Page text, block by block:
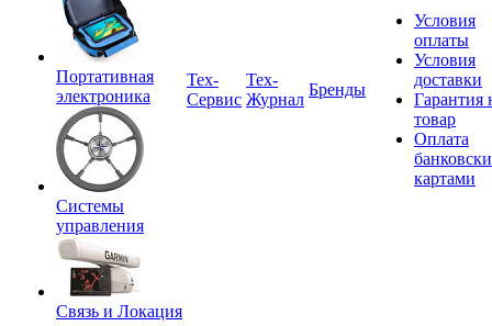
Портативная
электроника
Системы
управления
Связь и Локация
Tex-
Сервис
Тех-
Журнал
Бренды
Условия
оплаты
Условия
доставки
Гарантия
товар
Оплата
картами